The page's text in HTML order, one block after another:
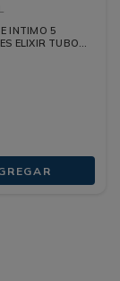
INTIMO 5
ELIXIR TUBO